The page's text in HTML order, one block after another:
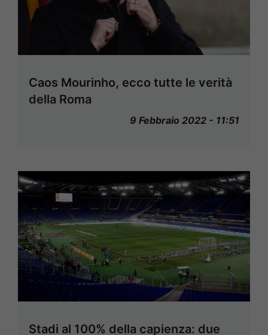
Caos Mourinho, ecco tutte le verità
della Roma
9 Febbraio 2022 - 11:51
Stadi al 100% della capienza: due